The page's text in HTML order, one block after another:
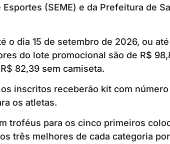
(SEME) e da Prefeitura de
o dia 15 de setembro de 2026, ou
do lote promocional são de R$
82,39 sem camiseta.
inscritos receberão kit com
os atletas.
troféus para os cinco primeiros
três melhores de cada categoria